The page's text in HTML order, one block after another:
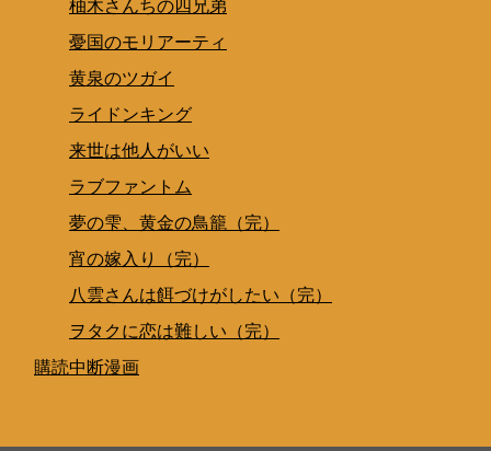
柚木さんちの四兄弟
憂国のモリアーティ
黄泉のツガイ
ライドンキング
来世は他人がいい
ラブファントム
夢の雫、黄金の鳥籠（完）
宵の嫁入り（完）
八雲さんは餌づけがしたい（完）
ヲタクに恋は難しい（完）
購読中断漫画